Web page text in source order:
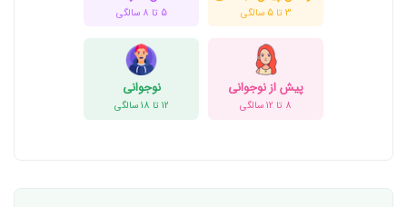
3 تا 5 سالگی 5 تا 8 سالگی
پیش از نوجوانی
8 تا 12 سالگی
نوجوانی
12 تا 18 سالگی